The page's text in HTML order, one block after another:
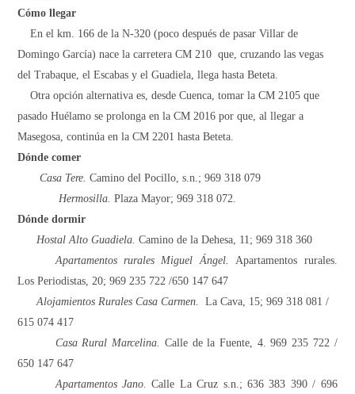
Cómo llegar
En el km. 166 de la N-320 (poco después de pasar Villar de
Domingo García) nace la carretera CM 210 que, cruzando las vegas
del Trabaque, el Escabas y el Guadiela, llega hasta Beteta.
Otra opción alternativa es, desde Cuenca, tomar la CM 2105 que
pasado Huélamo se prolonga en la CM 2016 por que, al llegar a
Masegosa, continúa en la CM 2201 hasta Beteta.
Dónde comer
Casa Tere.Camino del Pocillo, s.n.; 969 318 079
Hermosilla. Plaza Mayor; 969 318 072.
Dónde dormir
Hostal Alto Guadiela.Camino de la Dehesa, 11; 969 318 360
Apartamentos rurales Miguel Ángel.Apartamentos rurales.
Los Periodistas, 20; 969 235 722 /650 147 647
Alojamientos RuralesCasa Carmen.La Cava, 15;969 318 081 /
615 074 417
Casa Rural Marcelina. Calle de la Fuente, 4. 969 235 722 /
650 147 647
Apartamentos Jano.Calle La Cruz s.n.; 636 383 390 / 696